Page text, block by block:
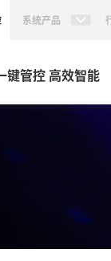
系统产品
键管控 高效智能